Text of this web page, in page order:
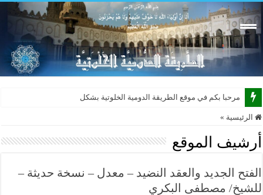
مرحبا بكم في موقع الطريقة الدومية الخلوتية بشكله الجديد 2
الرئيسية »
أرشيف الموقع
الفتح الجديد والعقد النضيد – معدل – نسخة حديثة –
للشيخ/ مصطفى البكري